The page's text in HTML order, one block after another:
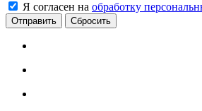
Я согласен на обработку
Сбросить